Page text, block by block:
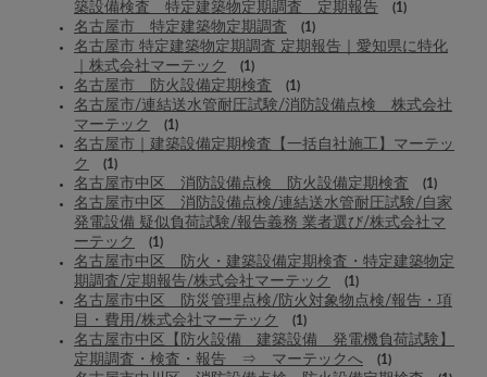
築設備検査 特定建築物定期調査 定期報告
(1)
名古屋市 特定建築物定期調査 (1)
名古屋市 特定建築物定期調査 定期報告｜愛知県に特化
｜株式会社マーテック
(1)
名古屋市 防火設備定期検査 (1)
名古屋市/連結送水管耐圧試験/消防設備点検 株式会社
マーテック
(1)
名古屋市｜建築設備定期検査【一括自社施工】マーテッ
ク
(1)
名古屋市中区 消防設備点検 防火設備定期検査 (1)
名古屋市中区 消防設備点検/連結送水管耐圧試験/自家
発電設備 疑似負荷試験/報告義務 業者選び/株式会社マ
ーテック
(1)
名古屋市中区 防火・建築設備定期検査・特定建築物定
期調査/定期報告/株式会社マーテック
(1)
名古屋市中区 防災管理点検/防火対象物点検/報告・項
目・費用/株式会社マーテック
(1)
名古屋市中区【防火設備 建築設備 発電機負荷試験】
定期調査・検査・報告 ⇒ マーテックへ
(1)